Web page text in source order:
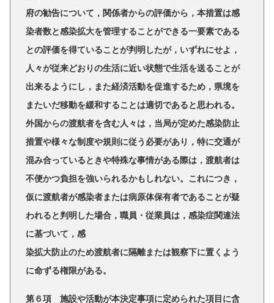
府の勧告について，関係者からの評価から，本措置は感
染者数と感染拡大を管理することができる一要素である
との評価を得ていることが判明したが，いずれにせよ，
人々が従来どおりの生活に近い状態で生活を送ることが
出来るようにし，また経済活動を促進するため，県境を
またいだ移動を緩和することは適切であると思われる。
外国からの渡航者を含む人々は，当局が定めた感染防止
措置や様々な制度や規則に従う必要があり，特に交通が
混み合っているときや特殊な事情がある際は，渡航者は
不便かつ負担を強いられるかもしれない。これにつき，
仮に渡航者が感染者または病原体保有者であることが疑
われると判明した場合，職員・従業員は，感染症関連法
に基づいて，感
染拡大防止のため渡航者に隔離または観察下に置くよう
に命ずる権限がある。
第６項 施設や活動が本決定事項に定められた項目に含